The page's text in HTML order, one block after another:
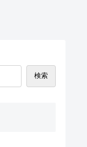
検索